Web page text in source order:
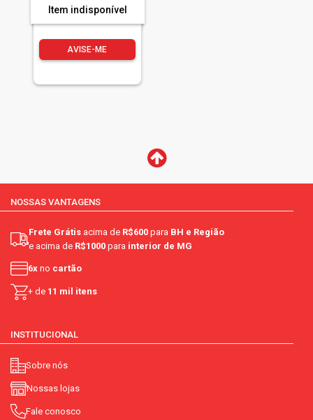
Item indisponível
AVISE-ME
NOSSAS VANTAGENS
Frete Grátis acima de R$600 para BH e Região
e acima de R$1000 para interior de MG
6x no cartão
+ de 11 mil itens
INSTITUCIONAL
Sobre nós
Nossas lojas
Fale conosco